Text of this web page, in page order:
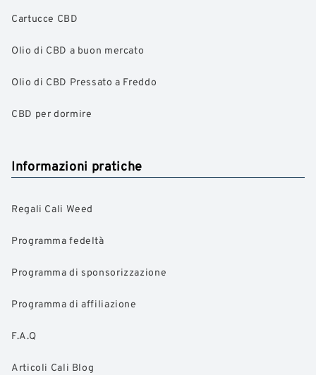
Cartucce CBD
Olio di CBD a buon mercato
Olio di CBD Pressato a Freddo
CBD per dormire
Informazioni pratiche
Regali Cali Weed
Programma fedeltà
Programma di sponsorizzazione
Programma di affiliazione
F.A.Q
Articoli Cali Blog